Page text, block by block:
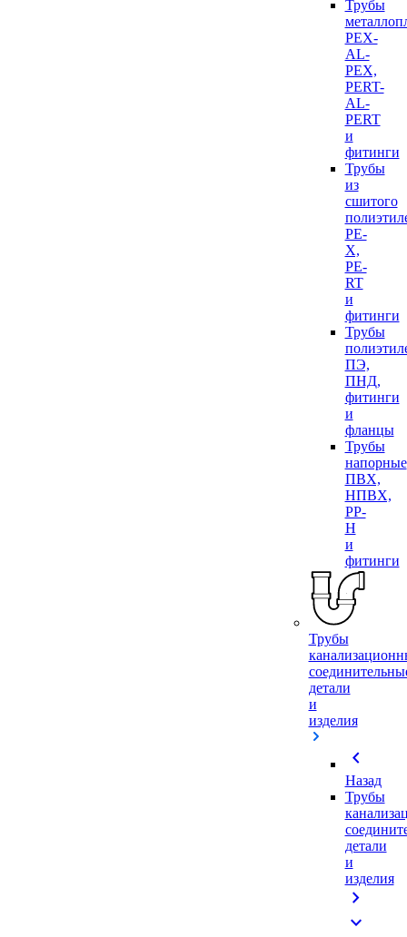
Трубы
PEX-
AL-
PEX,
PERT-
AL-
PERT
и
фитинги
Трубы
из
сшитого
PE-
X,
PE-
RT
и
фитинги
Трубы
ПЭ,
ПНД,
фитинги
и
фланцы
Трубы
напорные
ПВХ,
НПВХ,
PP-
H
и
фитинги
Трубы
детали
и
изделия
chevron_left
Назад
Трубы
детали
и
изделия
chevron_right
expand_more